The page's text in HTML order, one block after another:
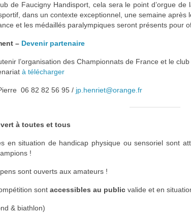
de Faucigny Handisport, cela sera le point d’orgue
dans un contexte exceptionnel, une semaine
et les médaillés paralympiques seront présents pour
– Devenir partenaire
l’organisation des Championnats de France et le
à télécharger
06 82 82 56 95 / jp.henriet@orange.fr
à toutes et tous
en situation de handicap physique ou sensoriel sont
!
sont ouverts aux amateurs !
sont accessibles au public valide et en
& biathlon)